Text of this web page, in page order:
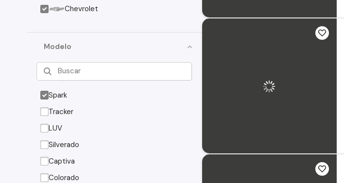
Chevrolet
Modelo
Spark
Tracker
LUV
Silverado
Captiva
Colorado